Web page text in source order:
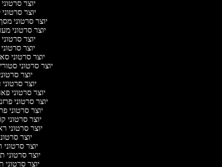
יוצר
יוצר
יוצר סרטוני
יוצר סרטוני
יוצר
יוצר סרטוני
יוצר סרטוני
יוצר סרטוני
יוצר
יוצר
יוצר סרטוני
יוצר סרטוני
יוצר סרטוני
יוצר סרטוני
יוצר סרטוני
יוצר
יוצר
יוצר סרטוני
יוצר סרטוני